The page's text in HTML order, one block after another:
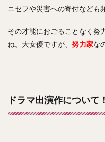
ニセフや災害への寄付なども
その才能におごることなく努
ね。大女優ですが、 努力家な
ドラマ出演作について！